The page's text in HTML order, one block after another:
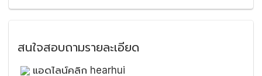
สนใจสอบถามรายละเอียด
แอดไลน์คลิก hearhui